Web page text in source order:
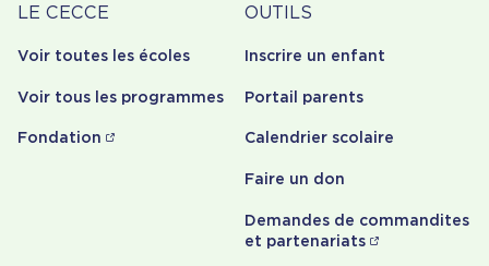
À
propos
LE CECCE
Voir toutes les écoles
Voir tous les programmes
Fondation
Outils
OUTILS
Inscrire un enfant
Portail parents
Calendrier scolaire
Faire un don
Demandes de commandites
et partenariats